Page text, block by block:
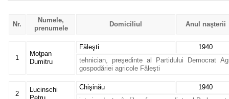
Nr.
Numele,
prenumele
Domiciliul Anul naşterii
1
Moţpan
Dumitru
Făleşti
1940
tehnician, preşedinte al Partidului Democrat
gospodăriei agricole Făleşti
2
Lucinschi
Chişinău
1940